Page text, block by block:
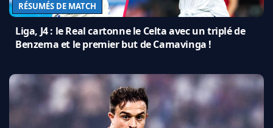
RÉSUMÉS DE MATCH
Liga, J4 : le Real cartonne le Celta avec un triplé de
Benzema et le premier but de Camavinga !